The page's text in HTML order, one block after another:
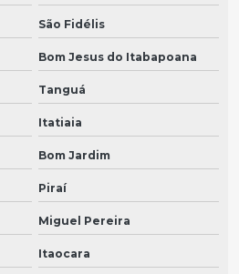
São Fidélis
Bom Jesus do Itabapoana
Tanguá
Itatiaia
Bom Jardim
Piraí
Miguel Pereira
Itaocara